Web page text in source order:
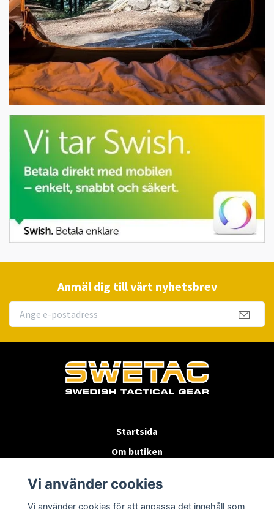
Anmäl dig till vårt nyhetsbrev
Startsida
Om butiken
Byten & Returer
Vi använder cookies
Vi använder cookies för att anpassa det innehåll som